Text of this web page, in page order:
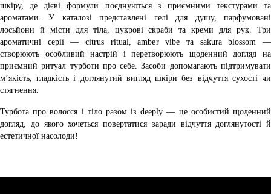
шкіру, де дієві формули поєднуються з приємними текстурами та
ароматами. У каталозі представлені гелі для душу, парфумовані
лосьйони й місти для тіла, цукрові скраби та креми для рук. Три
ароматичні серії — citrus ritual, amber vibe та sakura blossom —
створюють особливий настрій і перетворюють щоденний догляд на
приємний ритуал турботи про себе. Засоби допомагають підтримувати
м’якість, гладкість і доглянутий вигляд шкіри без відчуття сухості чи
стягнення.
Турбота про волосся і тіло разом із deeply — це особистий щоденний
догляд, до якого хочеться повертатися заради відчуття доглянутості й
естетичної насолоди!